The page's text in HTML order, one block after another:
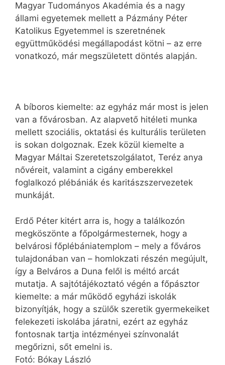
Magyar Tudományos Akadémia és a nagy
állami egyetemek mellett a Pázmány Péter
Katolikus Egyetemmel is szeretnének
együttműködési megállapodást kötni – az erre
vonatkozó, már megszületett döntés alapján.
A bíboros kiemelte: az egyház már most is jelen
van a fővárosban. Az alapvető hitéleti munka
mellett szociális, oktatási és kulturális területen
is sokan dolgoznak. Ezek közül kiemelte a
Magyar Máltai Szeretetszolgálatot, Teréz anya
nővéreit, valamint a cigány emberekkel
foglalkozó plébániák és karitászszervezetek
munkáját.
Erdő Péter kitért arra is, hogy a találkozón
megköszönte a főpolgármesternek, hogy a
belvárosi főplébániatemplom – mely a főváros
tulajdonában van – homlokzati részén megújult,
így a Belváros a Duna felől is méltó arcát
mutatja. A sajtótájékoztató végén a főpásztor
kiemelte: a már működő egyházi iskolák
bizonyítják, hogy a szülők szeretik gyermekeiket
felekezeti iskolába járatni, ezért az egyház
fontosnak tartja intézményei színvonalát
megőrizni, sőt emelni is.
Fotó: Bókay László